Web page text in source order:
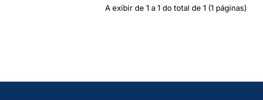
A exibir de 1 a 1 do total de 1 (1 páginas)